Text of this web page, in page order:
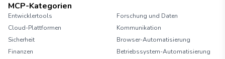
MCP-Kategorien
Entwicklertools
Forschung und Daten
Cloud-Plattformen
Kommunikation
Sicherheit
Browser-Automatisierung
Finanzen
Betriebssystem-Automatisierung